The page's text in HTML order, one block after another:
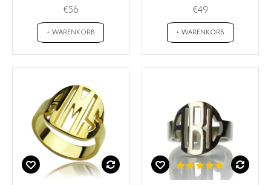
€56
+ WARENKORB
€49
+ WARENKORB